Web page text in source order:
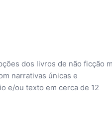
dos livros de não ficção
narrativas únicas e
e/ou texto em cerca de 12